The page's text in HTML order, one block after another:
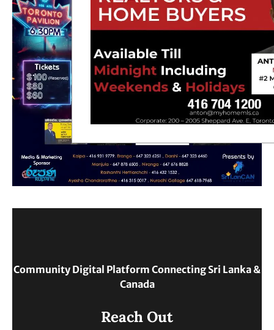
Community Digital Platform Connecting Sri Lanka &
Canada
Reach Out